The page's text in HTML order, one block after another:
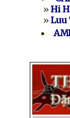
»Hi
»Luu